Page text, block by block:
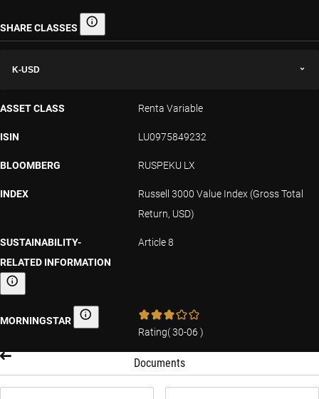
SHARE CLASSES Share classes
K-USD
ASSET CLASS Renta Variable
ISIN LU0975849232
BLOOMBERG RUSPEKU LX
INDEX
Russell 3000 Value Index (Gross Total
Return, USD)
SUSTAINABILITY-
RELATED INFORMATION
Sustainability-related information
Article 8
MORNINGSTAR Morningstar
Rating(30-06 )
Documents